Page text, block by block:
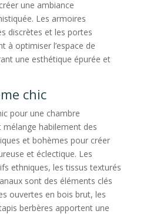
une ambiance
Les armoires
discrètes et les portes
à optimiser l’espace de
une esthétique épurée et
chic
pour une chambre
mélange habilement des
et bohèmes pour créer
et éclectique. Les
ethniques, les tissus texturés
sont des éléments clés
ouvertes en bois brut, les
berbères apportent une